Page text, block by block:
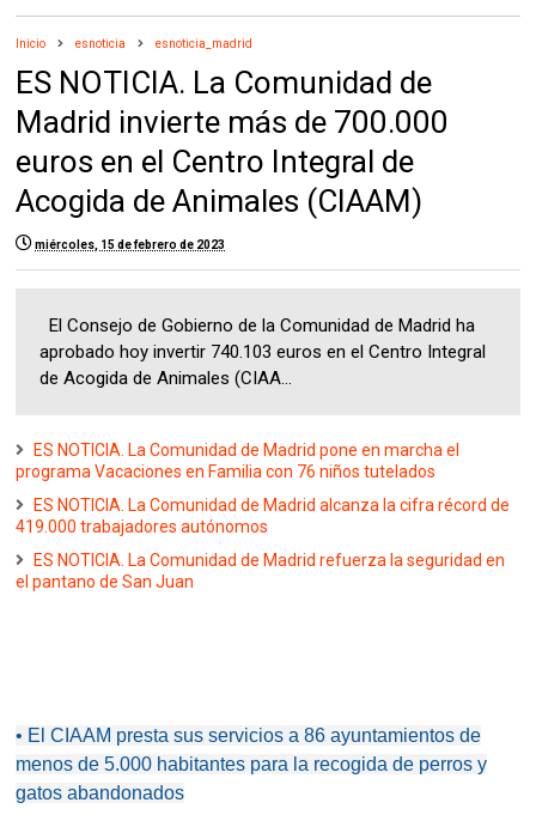
Inicio esnoticia esnoticia_madrid
ES NOTICIA. La Comunidad de
Madrid invierte más de 700.000
euros en el Centro Integral de
Acogida de Animales (CIAAM)
miércoles, 15 de febrero de 2023
El Consejo de Gobierno de la Comunidad de Madrid ha
aprobado hoy invertir 740.103 euros en el Centro Integral
de Acogida de Animales (CIAA...
ES NOTICIA. La Comunidad de Madrid pone en marcha el
programa Vacaciones en Familia con 76 niños tutelados
ES NOTICIA. La Comunidad de Madrid alcanza la cifra récord de
419.000 trabajadores autónomos
ES NOTICIA. La Comunidad de Madrid refuerza la seguridad en
el pantano de San Juan
• El CIAAM presta sus servicios a 86 ayuntamientos de
menos de 5.000 habitantes para la recogida de perros y
gatos abandonados